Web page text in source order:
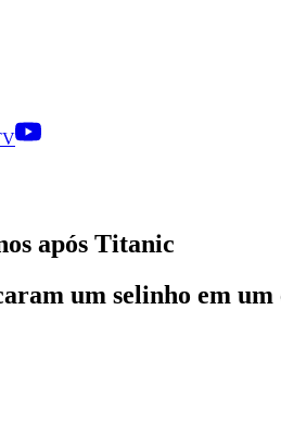
após Titanic
um selinho em um